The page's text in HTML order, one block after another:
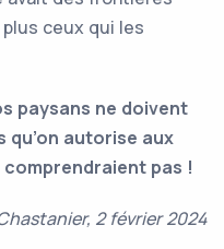
ceux qui les
paysans ne doivent
autorise aux
pas !
2 février 2024